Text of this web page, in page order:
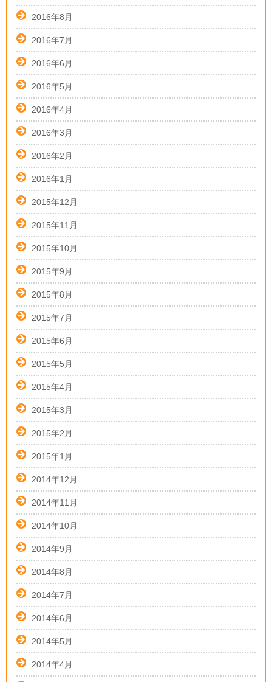
2016年8月
2016年7月
2016年6月
2016年5月
2016年4月
2016年3月
2016年2月
2016年1月
2015年12月
2015年11月
2015年10月
2015年9月
2015年8月
2015年7月
2015年6月
2015年5月
2015年4月
2015年3月
2015年2月
2015年1月
2014年12月
2014年11月
2014年10月
2014年9月
2014年8月
2014年7月
2014年6月
2014年5月
2014年4月